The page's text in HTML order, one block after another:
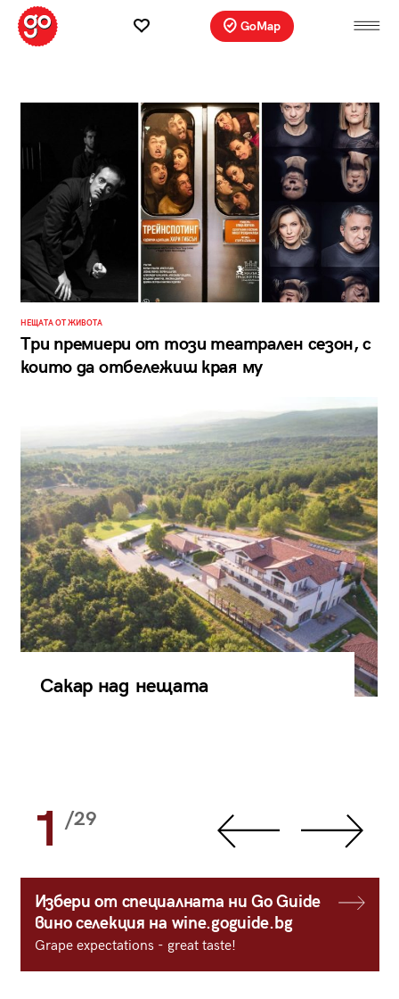
GoMap
НЕЩАТА ОТ ЖИВОТА
Три премиери от този театрален сезон, с
които да отбележиш края му
Сакар над нещата
1 /29
Избери от специалната ни Go Guide
вино селекция на wine.goguide.bg
Grape expectations - great taste!